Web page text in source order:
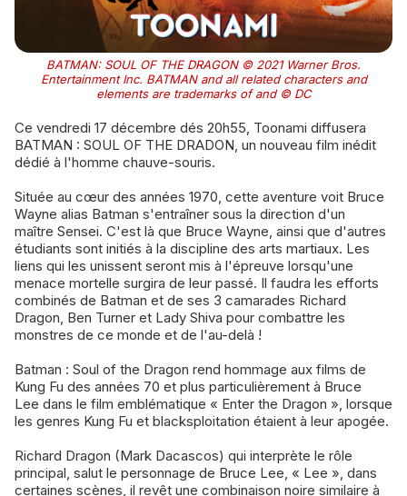
BATMAN: SOUL OF THE DRAGON © 2021 Warner Bros.
Entertainment Inc. BATMAN and all related characters and
elements are trademarks of and © DC
Ce vendredi 17 décembre dés 20h55, Toonami diffusera
BATMAN : SOUL OF THE DRADON, un nouveau film inédit
dédié à l'homme chauve-souris.
Située au cœur des années 1970, cette aventure voit Bruce
Wayne alias Batman s'entraîner sous la direction d'un
maître Sensei. C'est là que Bruce Wayne, ainsi que d'autres
étudiants sont initiés à la discipline des arts martiaux. Les
liens qui les unissent seront mis à l'épreuve lorsqu'une
menace mortelle surgira de leur passé. Il faudra les efforts
combinés de Batman et de ses 3 camarades Richard
Dragon, Ben Turner et Lady Shiva pour combattre les
monstres de ce monde et de l'au-delà !
Batman : Soul of the Dragon rend hommage aux films de
Kung Fu des années 70 et plus particulièrement à Bruce
Lee dans le film emblématique « Enter the Dragon », lorsque
les genres Kung Fu et blacksploitation étaient à leur apogée.
Richard Dragon (Mark Dacascos) qui interprète le rôle
principal, salut le personnage de Bruce Lee, « Lee », dans
certaines scènes, il revêt une combinaison noire similaire à